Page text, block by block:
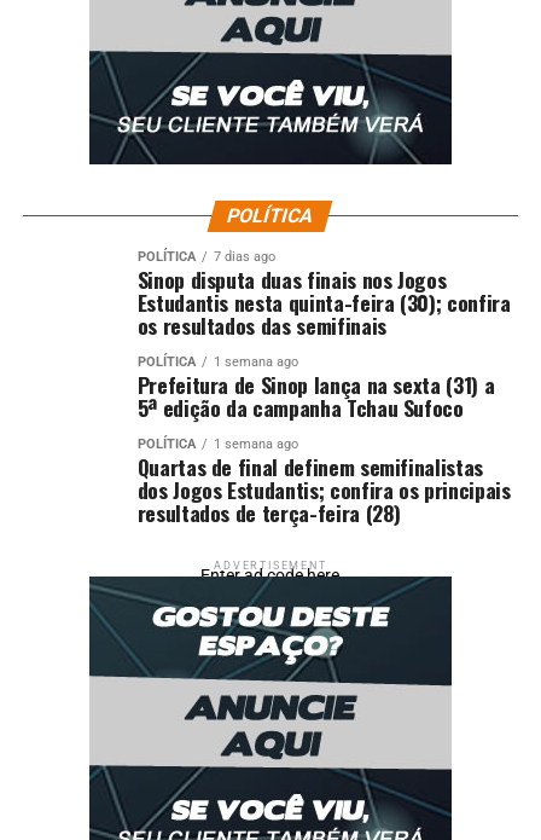
POLÍTICA
POLÍTICA 7 dias ago
Sinop disputa duas finais nos Jogos
Estudantis nesta quinta-feira (30); confira
os resultados das semifinais
POLÍTICA 1 semana ago
Prefeitura de Sinop lança na sexta (31) a
5ª edição da campanha Tchau Sufoco
POLÍTICA 1 semana ago
Quartas de final definem semifinalistas
dos Jogos Estudantis; confira os principais
resultados de terça-feira (28)
ADVERTISEMENT
Enter ad code here